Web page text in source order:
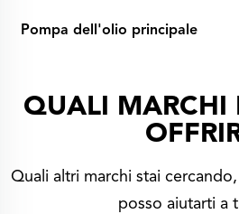
Pompa dell'olio principale
QUALI MARCHI
Quali altri marchi stai
posso aiutarti a